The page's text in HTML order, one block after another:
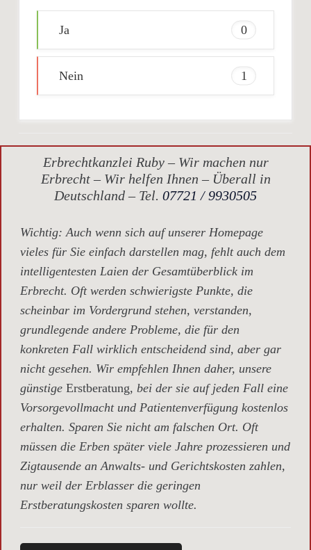
Ja 0
Nein 1
Erbrechtkanzlei Ruby – Wir machen nur
Erbrecht – Wir helfen Ihnen – Überall in
Deutschland – Tel. 07721 / 9930505
Wichtig: Auch wenn sich auf unserer Homepage
vieles für Sie einfach darstellen mag, fehlt auch dem
intelligentesten Laien der Gesamtüberblick im
Erbrecht. Oft werden schwierigste Punkte, die
scheinbar im Vordergrund stehen, verstanden,
grundlegende andere Probleme, die für den
konkreten Fall wirklich entscheidend sind, aber gar
nicht gesehen. Wir empfehlen Ihnen daher, unsere
günstige Erstberatung, bei der sie auf jeden Fall eine
Vorsorgevollmacht und Patientenverfügung kostenlos
erhalten. Sparen Sie nicht am falschen Ort. Oft
müssen die Erben später viele Jahre prozessieren und
Zigtausende an Anwalts- und Gerichtskosten zahlen,
nur weil der Erblasser die geringen
Erstberatungskosten sparen wollte.